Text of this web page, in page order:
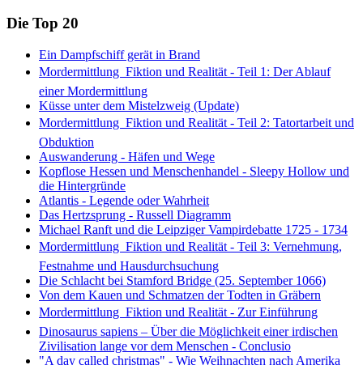
Die Top 20
Ein Dampfschiff gerät in Brand
Mordermittlung  Fiktion und Realität - Teil 1: Der Ablauf
einer Mordermittlung
Küsse unter dem Mistelzweig (Update)
Mordermittlung  Fiktion und Realität - Teil 2: Tatortarbeit und
Obduktion
Auswanderung - Häfen und Wege
Kopflose Hessen und Menschenhandel - Sleepy Hollow und
die Hintergründe
Atlantis - Legende oder Wahrheit
Das Hertzsprung - Russell Diagramm
Michael Ranft und die Leipziger Vampirdebatte 1725 - 1734
Mordermittlung  Fiktion und Realität - Teil 3: Vernehmung,
Festnahme und Hausdurchsuchung
Die Schlacht bei Stamford Bridge (25. September 1066)
Von dem Kauen und Schmatzen der Todten in Gräbern
Mordermittlung  Fiktion und Realität - Zur Einführung
Dinosaurus sapiens – Über die Möglichkeit einer irdischen
Zivilisation lange vor dem Menschen - Conclusio
"A day called christmas" - Wie Weihnachten nach Amerika